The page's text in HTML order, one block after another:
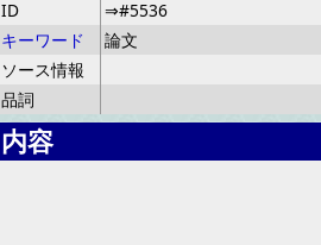
ID
⇒#5536
キーワード
論文
ソース情報
品詞
内容